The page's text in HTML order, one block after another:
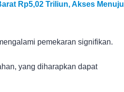
Rp5,02 Triliun, Akses Menuju
pemekaran signifikan.
yang diharapkan dapat